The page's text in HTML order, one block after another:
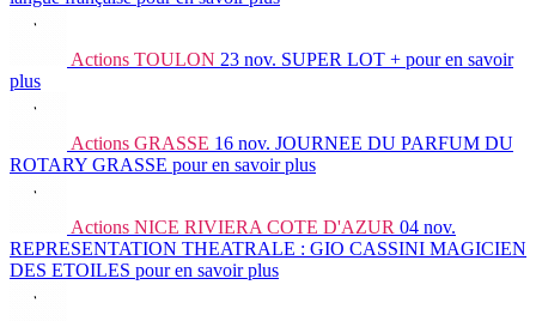
Actions TOULON 23 nov. SUPER LOT + pour en savoir
plus
Actions GRASSE 16 nov. JOURNEE DU PARFUM DU
ROTARY GRASSE pour en savoir plus
Actions NICE RIVIERA COTE D'AZUR 04 nov.
REPRESENTATION THEATRALE : GIO CASSINI MAGICIEN
DES ETOILES pour en savoir plus